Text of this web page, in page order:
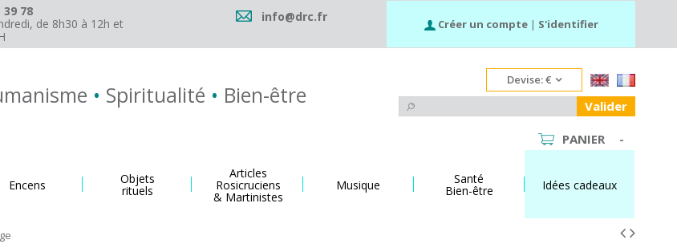
39 78
de 8h30 à 12h et
info@drc.fr Créer un compte | S'identifier
• Spiritualité • Bien-être
Devise:€
Valider
PANIER -
Encens Objets
rituels
Articles
Rosicruciens
& Martinistes
Musique Santé
Bien-être Idées cadeaux